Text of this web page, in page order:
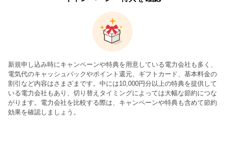
新規申し込み時にキャンペーンや特典を用意している電力会社も多く、
電気代のキャッシュバックやポイント還元、ギフトカード、基本料金の
割引など内容はさまざまです。中には10,000円分以上の特典を提供して
いる電力会社もあり、切り替えタイミングによっては大幅な節約につな
がります。電力会社を比較する際は、キャンペーンや特典も含めて節約
効果を確認しましょう。